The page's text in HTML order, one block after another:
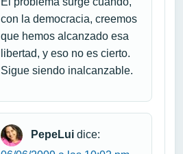
con la democracia, creemos
que hemos alcanzado esa
libertad, y eso no es cierto.
Sigue siendo inalcanzable.
PepeLui dice: